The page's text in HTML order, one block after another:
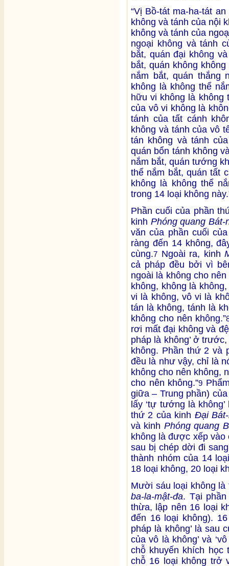
“Vị Bồ-tát ma-ha-tát
không và tánh của nội
không và tánh của
ngoại không và tánh
bắt, quán đại không
bắt, quán không
nắm bắt, quán thắng
không là không thể
hữu vi không là không
của vô vi không là
tánh của tất cánh
không và tánh của vô
tán không và tánh
quán bổn tánh không
nắm bắt, quán tướng
thể nắm bắt, quán tất
không là không thể
trong 14 loại không
Phần cuối của phần
kinh Phóng quang Bát-
văn của phần cuối
ràng đến 14 không,
cùng.7 Ngoài ra, kinh
cả pháp đều bởi vì
ngoài là không cho
không, không là
vi là không, vô vi là
tán là không, tánh là
không cho nên không.”
rơi mất đại không và
pháp là không’ ở
không. Phần thứ 2 và
đều là như vậy, chỉ là
không cho nên không,
cho nên không.”9
giữa – Trung phần)
lấy ‘tự tướng là
thứ 2 của kinh Đại
và kinh Phóng quang
không là được xếp vào
sau bị chép dời đi
thành nhóm của 14
18 loại không, 20 loại
Mười sáu loại không
ba-la-mật-đa. Tại
thừa, lập nên 16 loại
đến 16 loại không).
pháp là không’ là sau
của vô là không’ và
chỗ khuyến khích học
chỗ 16 loại không trở